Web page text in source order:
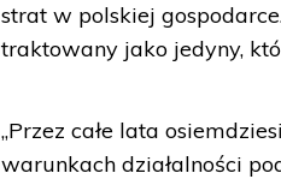
strat w polskiej
traktowany jako jedyny,
„Przez całe lata
warunkach działalności